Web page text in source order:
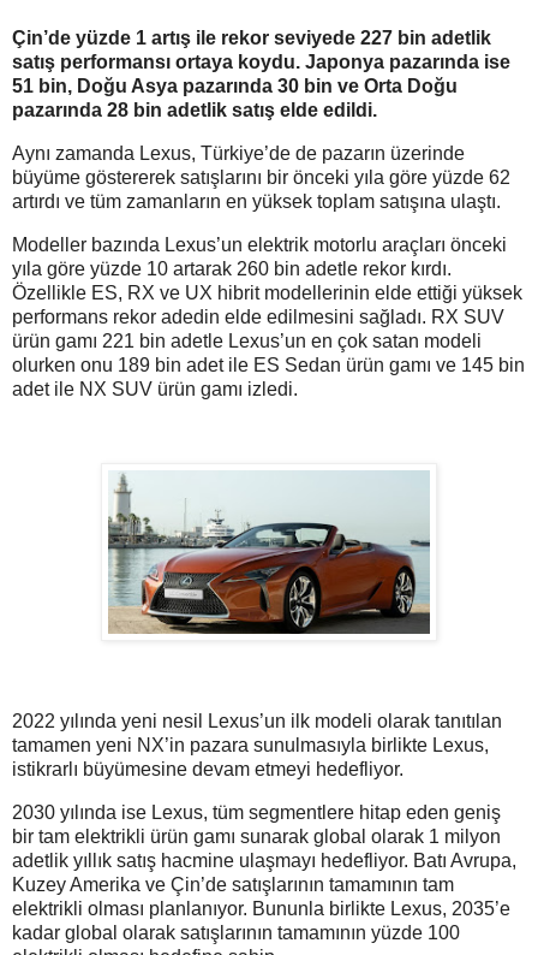
Çin’de yüzde 1 artış ile rekor seviyede 227 bin adetlik
satış performansı ortaya koydu. Japonya pazarında ise
51 bin, Doğu Asya pazarında 30 bin ve Orta Doğu
pazarında 28 bin adetlik satış elde edildi.
Aynı zamanda Lexus, Türkiye’de de pazarın üzerinde
büyüme göstererek satışlarını bir önceki yıla göre yüzde 62
artırdı ve tüm zamanların en yüksek toplam satışına ulaştı.
Modeller bazında Lexus’un elektrik motorlu araçları önceki
yıla göre yüzde 10 artarak 260 bin adetle rekor kırdı.
Özellikle ES, RX ve UX hibrit modellerinin elde ettiği yüksek
performans rekor adedin elde edilmesini sağladı. RX SUV
ürün gamı 221 bin adetle Lexus’un en çok satan modeli
olurken onu 189 bin adet ile ES Sedan ürün gamı ve 145 bin
adet ile NX SUV ürün gamı izledi.
2022 yılında yeni nesil Lexus’un ilk modeli olarak tanıtılan
tamamen yeni NX’in pazara sunulmasıyla birlikte Lexus,
istikrarlı büyümesine devam etmeyi hedefliyor.
2030 yılında ise Lexus, tüm segmentlere hitap eden geniş
bir tam elektrikli ürün gamı sunarak global olarak 1 milyon
adetlik yıllık satış hacmine ulaşmayı hedefliyor. Batı Avrupa,
Kuzey Amerika ve Çin’de satışlarının tamamının tam
elektrikli olması planlanıyor. Bununla birlikte Lexus, 2035’e
kadar global olarak satışlarının tamamının yüzde 100